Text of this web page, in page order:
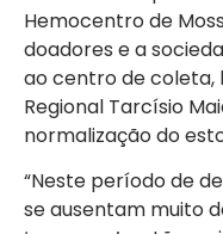
Hemocentro de
doadores e a
ao centro de coleta,
Regional Tarcísio
normalização do
“Neste período de
se ausentam muito